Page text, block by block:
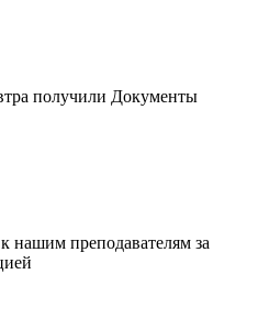
получили Документы
нашим преподавателям за